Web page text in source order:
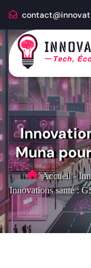
Muna
Accueil -
Innovations santé :